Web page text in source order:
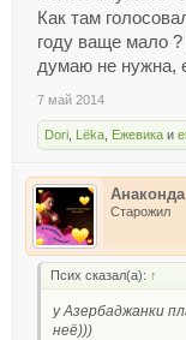
Как там
году ваще мало
думаю не нужна,
7 май 2014
Dori Lёka Ежевика и
Анаконда
Старожил
Псих сказал(а): ↑
у Азербаджанки
неё)))